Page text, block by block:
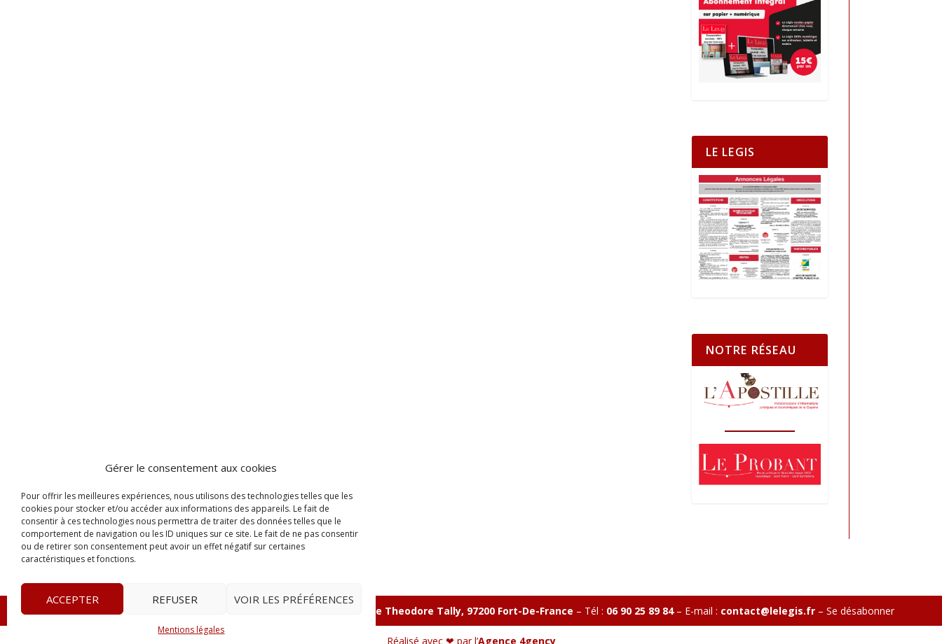
Gérer le consentement aux cookies
Pour offrir les meilleures expériences, nous utilisons des technologies telles que les
cookies pour stocker et/ou accéder aux informations des appareils. Le fait de
consentir à ces technologies nous permettra de traiter des données telles que le
comportement de navigation ou les ID uniques sur ce site. Le fait de ne pas consentir
ou de retirer son consentement peut avoir un effet négatif sur certaines
caractéristiques et fonctions.
ACCEPTER REFUSER VOIR LES PRÉFÉRENCES
Mentions légales
LE LEGIS
NOTRE RÉSEAU
Le Legis Zone Franche Cité Dillon 365 B rue Theodore Tally, 97200 Fort-De-France – Tél : 06 90 25 89 84– E-mail : contact@lelegis.fr– Se désabonner
Réalisé avec ❤ par l’Agence 4gency